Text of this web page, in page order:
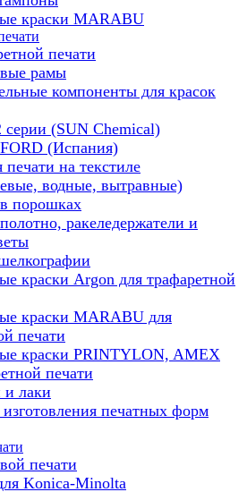
краски MARABU
печати
рамы
компоненты для красок
серии (SUN Chemical)
(Испания)
печати на текстиле
водные, вытравные)
порошках
ракеледержатели и
краски Argon для трафаретной
краски MARABU для
печати
краски PRINTYLON, AMEX
печати
лаки
печатных форм
печати
Konica-Minolta